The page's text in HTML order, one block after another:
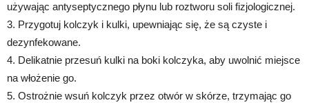
używając antyseptycznego płynu lub roztworu soli fizjologicznej.
3. Przygotuj kolczyk i kulki, upewniając się, że są czyste i
dezynfekowane.
4. Delikatnie przesuń kulki na boki kolczyka, aby uwolnić miejsce
na włożenie go.
5. Ostrożnie wsuń kolczyk przez otwór w skórze, trzymając go